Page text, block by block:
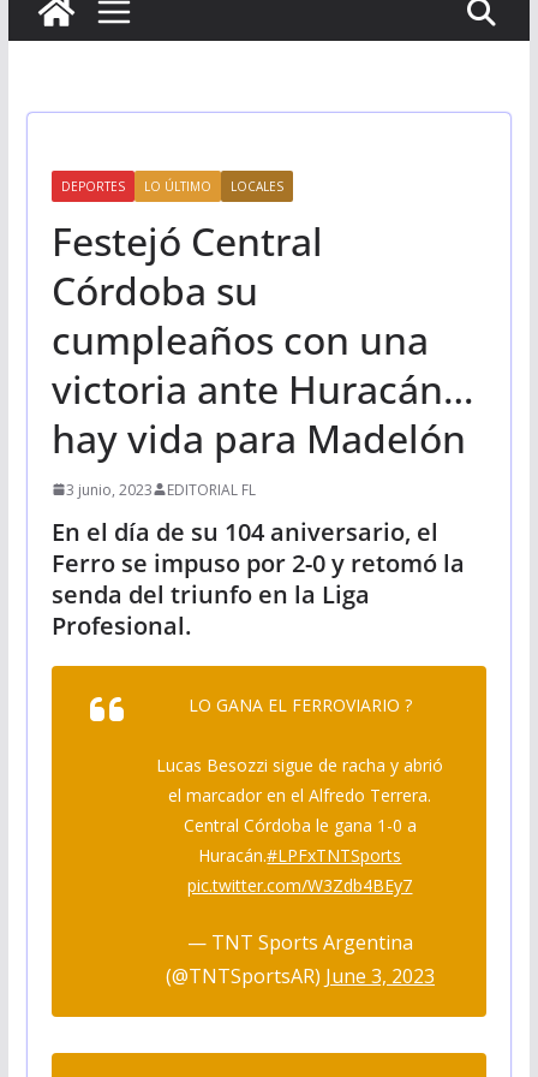
DEPORTES LO ÚLTIMO LOCALES
Festejó Central
Córdoba su
cumpleaños con una
victoria ante Huracán…
hay vida para Madelón
3 junio, 2023 EDITORIAL FL
En el día de su 104 aniversario, el
Ferro se impuso por 2-0 y retomó la
senda del triunfo en la Liga
Profesional.
LO GANA EL FERROVIARIO ?
Lucas Besozzi sigue de racha y abrió
el marcador en el Alfredo Terrera.
Central Córdoba le gana 1-0 a
Huracán.#LPFxTNTSports
pic.twitter.com/W3Zdb4BEy7
— TNT Sports Argentina
(@TNTSportsAR) June 3, 2023